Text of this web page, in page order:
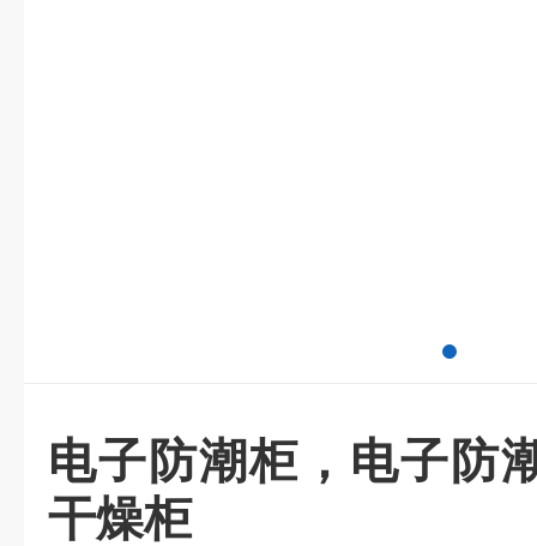
电子防潮柜，电子防
干燥柜